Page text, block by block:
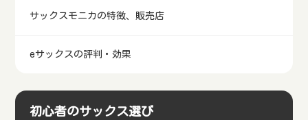
サックスモニカの特徴、販売店
eサックスの評判・効果
初心者のサックス選び